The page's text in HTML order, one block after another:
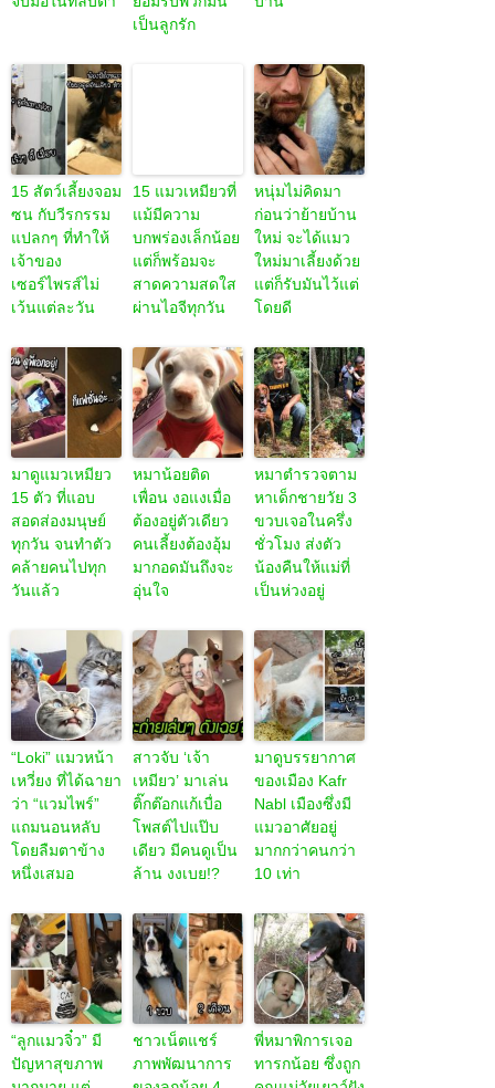
ตื่นเต้นมากๆ
บ้านและเล่นกับ
เขา
ตลอด 15 ปีที่
ผ่านมา ชาวเน็ต
แข็งที่เคยเกลียด
มากกว่าลูกเมีย
ซะอีก
น้องหมาโกลเด้
นรีทรีฟเวอร์ เจอ
เพื่อนหมา
ชวนกันไปแอบ
จับมือในที่ลับตา
รวมภาพ “สัตว์
เลี้ยงน่ารัก” ที่
ทำให้ผู้ชายอก
ละลาย จน
ยอมรับพวกมัน
เป็นลูกรัก
พบกับ “สามเทพ
ยอดกุมาร” แก๊ง
แมวสายเผือก ผู้
เรื่องของชาว
บ้าน
15 สัตว์เลี้ยงจอม
ซน กับวีรกรรม
เจ้าของ
เซอร์ไพรส์ไม่
เว้นแต่ละวัน
15 แมวเหมียวที่
แม้มีความ
แต่ก็พร้อมจะ
สาดความสดใส
ผ่านไอจีทุกวัน
หนุ่มไม่คิดมา
ก่อนว่าย้ายบ้าน
ใหม่มาเลี้ยงด้วย
แต่ก็รับมันไว้แต่
โดยดี
มาดูแมวเหมียว
15 ตัว ที่แอบ
ทุกวัน จนทำตัว
คล้ายคนไปทุก
วันแล้ว
หมาน้อยติด
เพื่อน งอแงเมื่อ
คนเลี้ยงต้องอุ้ม
มากอดมันถึงจะ
อุ่นใจ
หมาตำรวจตาม
หาเด็กชายวัย 3
ชั่วโมง ส่งตัว
น้องคืนให้แม่ที่
เป็นห่วงอยู่